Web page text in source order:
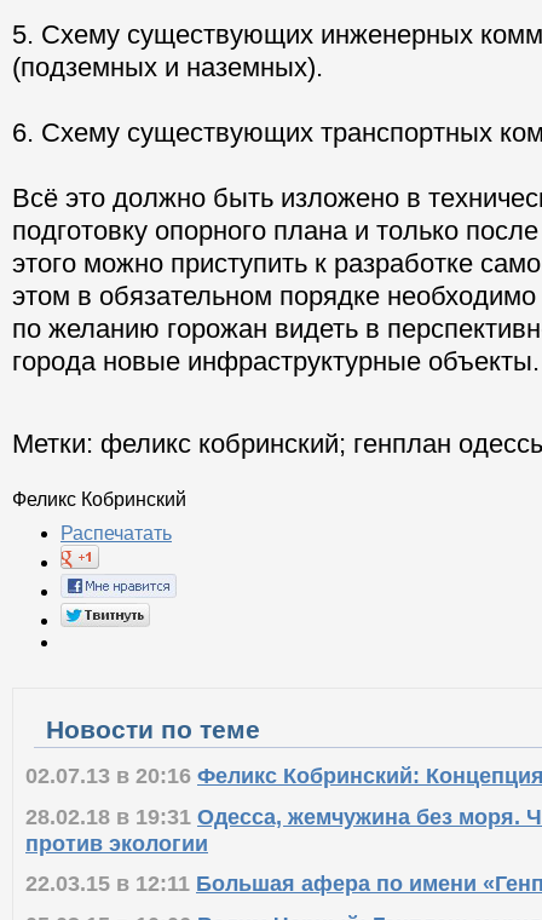
5. Схему существующих инженерных
(подземных и наземных).
6. Схему существующих транспортных
Всё это должно быть изложено в
подготовку опорного плана и только
этого можно приступить к разработке
этом в обязательном порядке
по желанию горожан видеть в
города новые инфраструктурные объекты.
Метки: феликс кобринский; генплан
Феликс Кобринский
Распечатать
Новости по теме
02.07.13 в 20:16 Феликс Кобринский:
28.02.18 в 19:31 Одесса, жемчужина без моря.
против экологии
22.03.15 в 12:11 Большая афера по имени